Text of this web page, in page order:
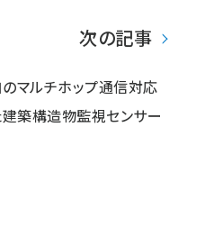
次の記事
マルチホップ通信対応
築構造物監視センサー